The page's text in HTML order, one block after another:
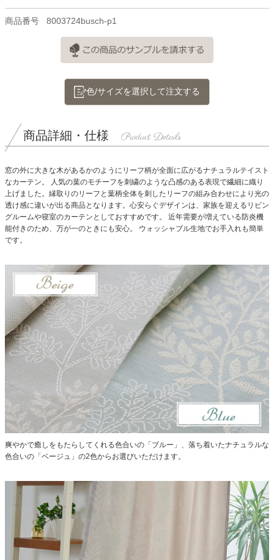
商品番号 8003724busch-p1
色/サイズを選択して注文する
商品詳細・仕様
窓の外に大きな木があるかのようにリーフ柄が全面に広がるナチュラルテイスト
なカーテン。
人気の葉のモチーフを刺繍のような凸感のある表現で繊細に織り
上げました。縁取りのリーフと葉柄全体を刺したリーフの組み合わせにより光の
透け感に違いが出る商品となります。 心安らぐデザインは、家族を迎えるリビン
グルームや寝室のカーテンとしておすすめです。
近年需要が増えている防炎機
能付きのため、万が一のときにも安心。
ウォッシャブル生地でお手入れも簡単
です。
爽やかで癒しをもたらしてくれる色合いの「ブルー」、落ち着いたナチュラルな
色合いの「ベージュ」の2色からお選びいただけます。